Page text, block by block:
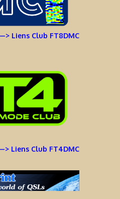
Liens Club FT8DMC
Liens Club FT4DMC